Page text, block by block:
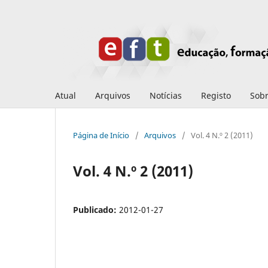
Atual Arquivos Notícias Registo
Página de Início / Arquivos / Vol. 4 N.º 2 (2011)
Vol. 4 N.º 2 (2011)
Publicado: 2012-01-27